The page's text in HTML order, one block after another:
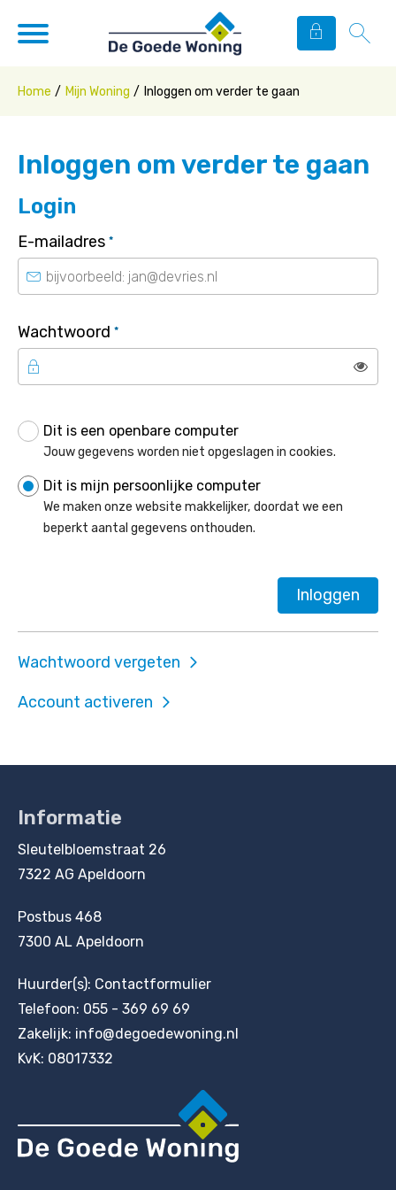
Naar de homepage
Ga naar Hoofd
Home Mijn Woning Inloggen om verder te gaan
Inloggen om verder te gaan
Login
E-mailadres *
Wachtwoord *
LoginDit is een openbare computer
Jouw gegevens worden niet opgeslagen in cookies.
Dit is mijn persoonlijke computer
We maken onze website makkelijker, doordat we een
beperkt aantal gegevens onthouden.
Inloggen
Wachtwoord vergeten
Account activeren
Contactinformatie
Informatie
Sleutelbloemstraat 26
7322 AG Apeldoorn
Postbus 468
7300 AL Apeldoorn
Huurder(s): Contactformulier
Telefoon: 055 - 369 69 69
Zakelijk: info@degoedewoning.nl
KvK: 08017332